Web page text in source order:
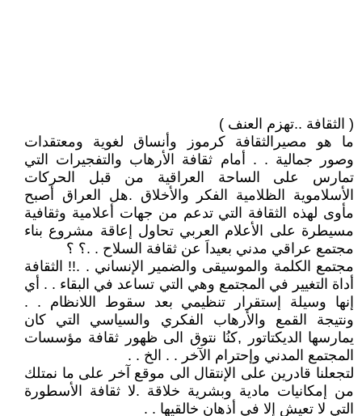
( الثقافة ..تهزم العنف )
ما هو مصيرالثقافة كرموز وأنساق لغوية ومعتقدات
وصور جمالية . . أمام ثقافة الأرهاب والتفجيرات التي
تمارس على الساحة العراقية من قبل الحركات
الأسلاموية الظلامية الفكر والأخلاق .هل العراق أصبح
مأوى لهذه الثقافة التي تدعم من جهات أعلامية وثقافية
مسيطرة على الأعلام العربي تحاول إعاقة مشروع بناء
مجتمع عراقي مدني بعيداَ عن ثقافة السلاح . .؟ ؟
مجتمع الكلمة والموسيقى والضمير الإنساني . .!! الثقافة
أداة التغيير في المجتمع وهي التي تساعد في البقاء . . أي
إنها وسيلة إستقرار تنظيمي بعد سقوط اللانظام . .
ونتيجة القمع والأرهاب الفكري والسياسي التي كان
يمارسها الديكتاتور ,كنُا نتوق الى ظهور ثقافة مؤسسات
المجتمع المدني وإحترام الآخر . . الخ . .
لتجعلنا قادرين على الإنتقال الى موقع آخر على ما نمتلك
من إمكانيات مادية وبشرية خلاقة .لا ثقافة الأسطورة
التي لا تعيش إلا في أذهان خالقيها . .